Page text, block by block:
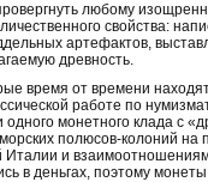
любому
свойства:
артефактов,
древность.
время от времени
работе по
монетного клада с
полюсов-колоний
и
в деньгах, поэтому